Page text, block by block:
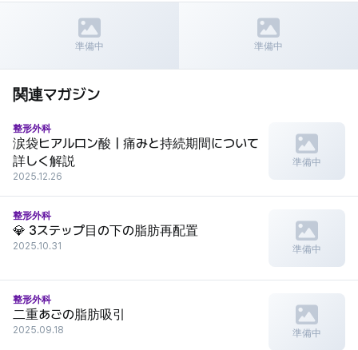
シワのない下まぶた「リエンジャン
準備中
たるんだ下まぶたをシワのない滑
らかな目元にする「リエンジャン美
準備中
関連マガジン
整形外科
涙袋ヒアルロン酸｜痛みと持続期間について
詳しく解説
2025.12.26
準備中
整形外科
💎 3ステップ目の下の脂肪再配置
2025.10.31 準備中
整形外科
二重あごの脂肪吸引
2025.09.18 準備中